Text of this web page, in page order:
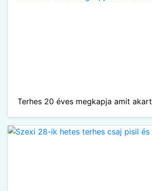
Terhes 20 éves megkapja amit akart